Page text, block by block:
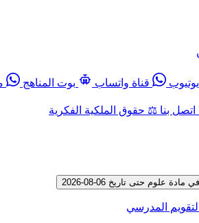
قناة واتساب بوت المناهج
اتصل بنا ⚖️ حقوق الملكية الفكرية
حتى تاريخ 06-08-2026
التقويم المدرسي